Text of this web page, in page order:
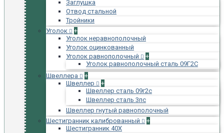
Заглушка
Отвод стальной
Тройники
Уголок
+
Уголок неравнополочный
Уголок оцинкованный
Уголок равнополочный
+
Уголок равнополочный сталь 09Г2С
Швеллера
+
Швеллер
+
Швеллер сталь 09г2с
Швеллер сталь 3пс
Швеллер гнутый равнополочный
Шестигранник калиброванный
+
Шестигранник 40Х